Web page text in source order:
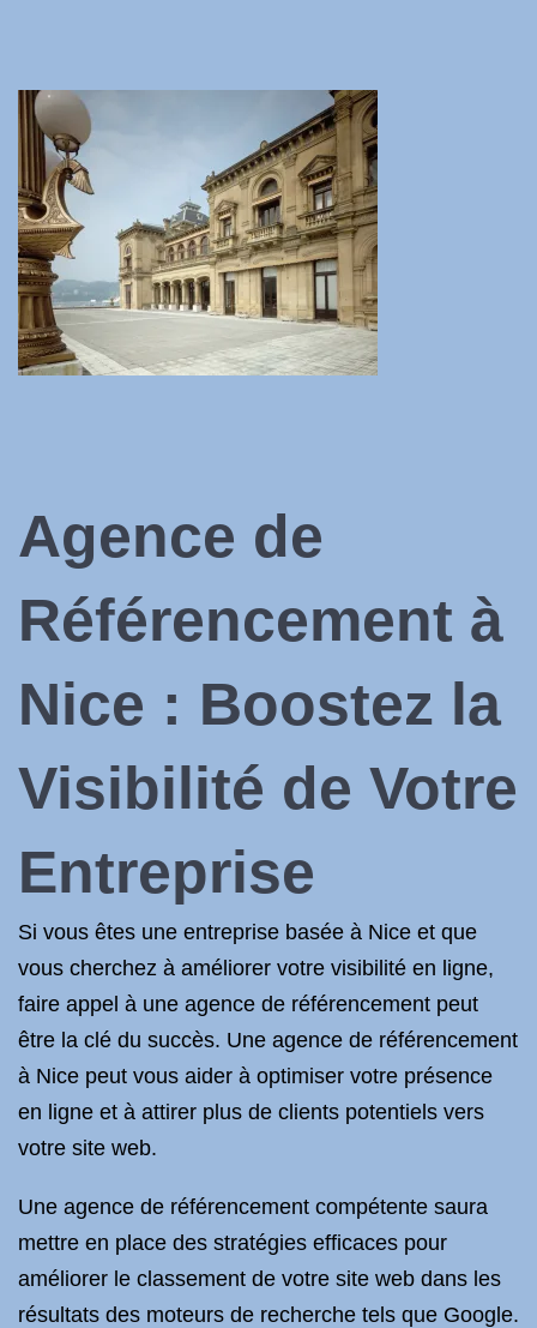
Agence de
Référencement à
Nice : Boostez la
Visibilité de Votre
Entreprise
Si vous êtes une entreprise basée à Nice et que
vous cherchez à améliorer votre visibilité en ligne,
faire appel à une agence de référencement peut
être la clé du succès. Une agence de référencement
à Nice peut vous aider à optimiser votre présence
en ligne et à attirer plus de clients potentiels vers
votre site web.
Une agence de référencement compétente saura
mettre en place des stratégies efficaces pour
améliorer le classement de votre site web dans les
résultats des moteurs de recherche tels que Google.